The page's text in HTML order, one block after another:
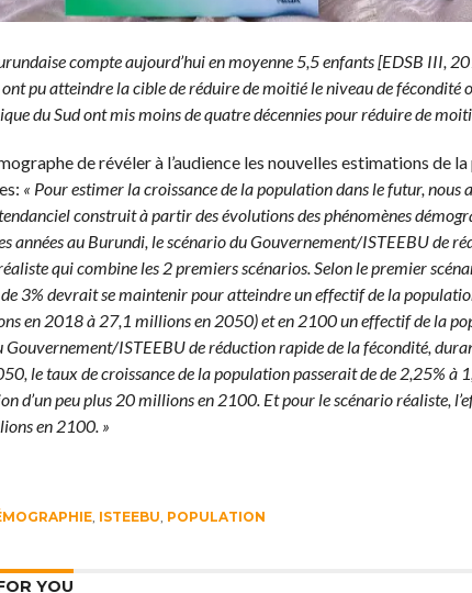
compte aujourd’hui en moyenne 5,5 enfants [EDSB III,
pu atteindre la cible de réduire de moitié le niveau de fécondité
du Sud ont mis moins de quatre décennies pour réduire de
de révéler à l’audience les nouvelles estimations de
« Pour estimer la croissance de la population dans le futur, nous
construit à partir des évolutions des phénomènes
années au Burundi, le scénario du Gouvernement/ISTEEBU de
qui combine les 2 premiers scénarios. Selon le premier
3% devrait se maintenir pour atteindre un effectif de la
en 2018 à 27,1 millions en 2050) et en 2100 un effectif de la
Gouvernement/ISTEEBU de réduction rapide de la fécondité,
le taux de croissance de la population passerait de de 2,25% à
d’un peu plus 20 millions en 2100. Et pour le scénario réaliste,
en 2100. »
, ISTEEBU, POPULATION
YOU